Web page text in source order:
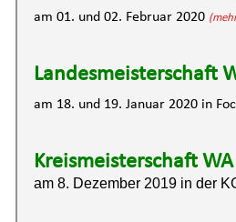
am 01. und 02. Februar 2020
Landesmeisterschaft
am 18. und 19. Januar 2020 in
Kreismeisterschaft
am 8. Dezember 2019 in der